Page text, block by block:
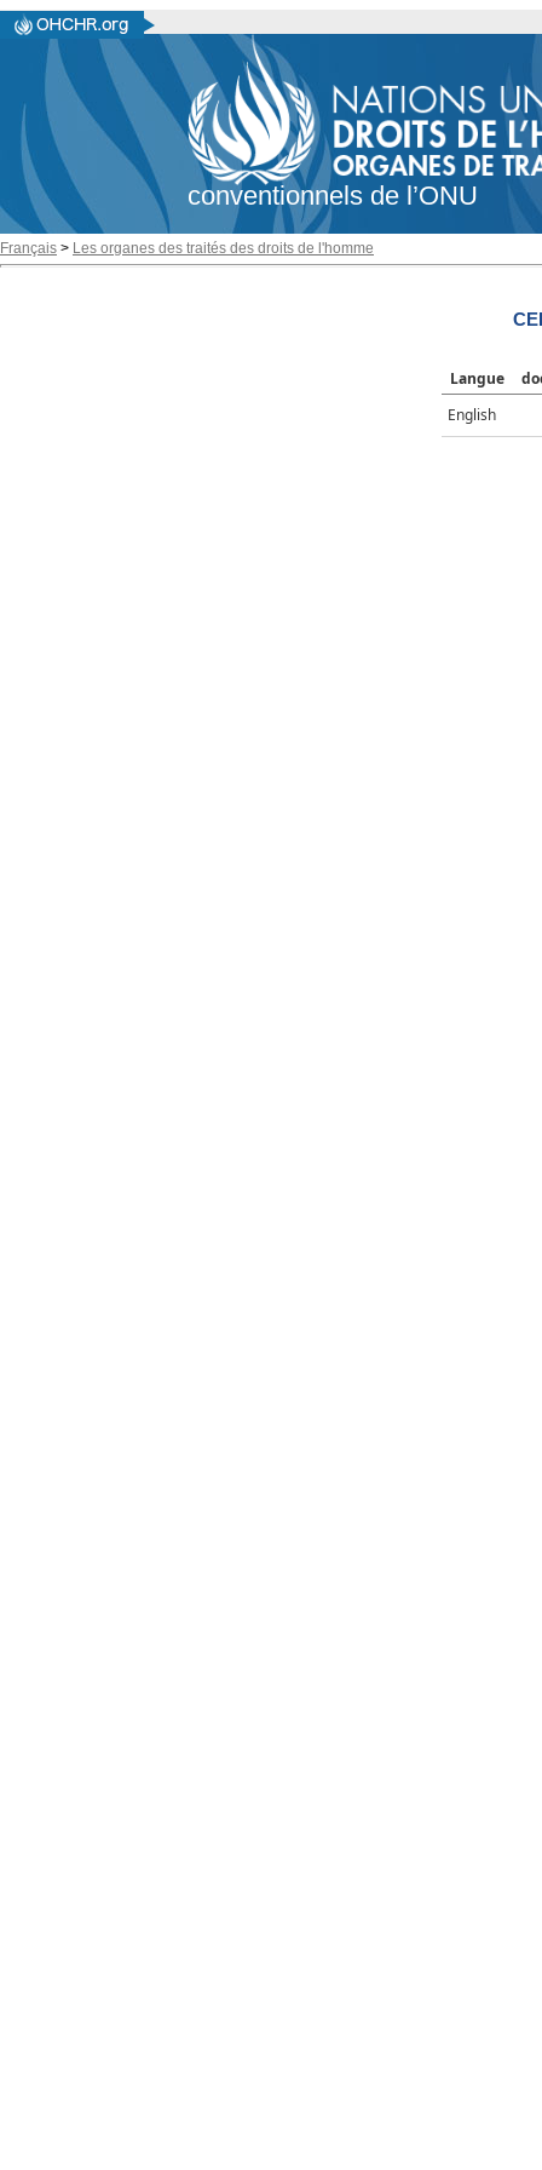
conventionnels de l’ONU
Français > Les organes des traités des droits de l'homme
Langue
English